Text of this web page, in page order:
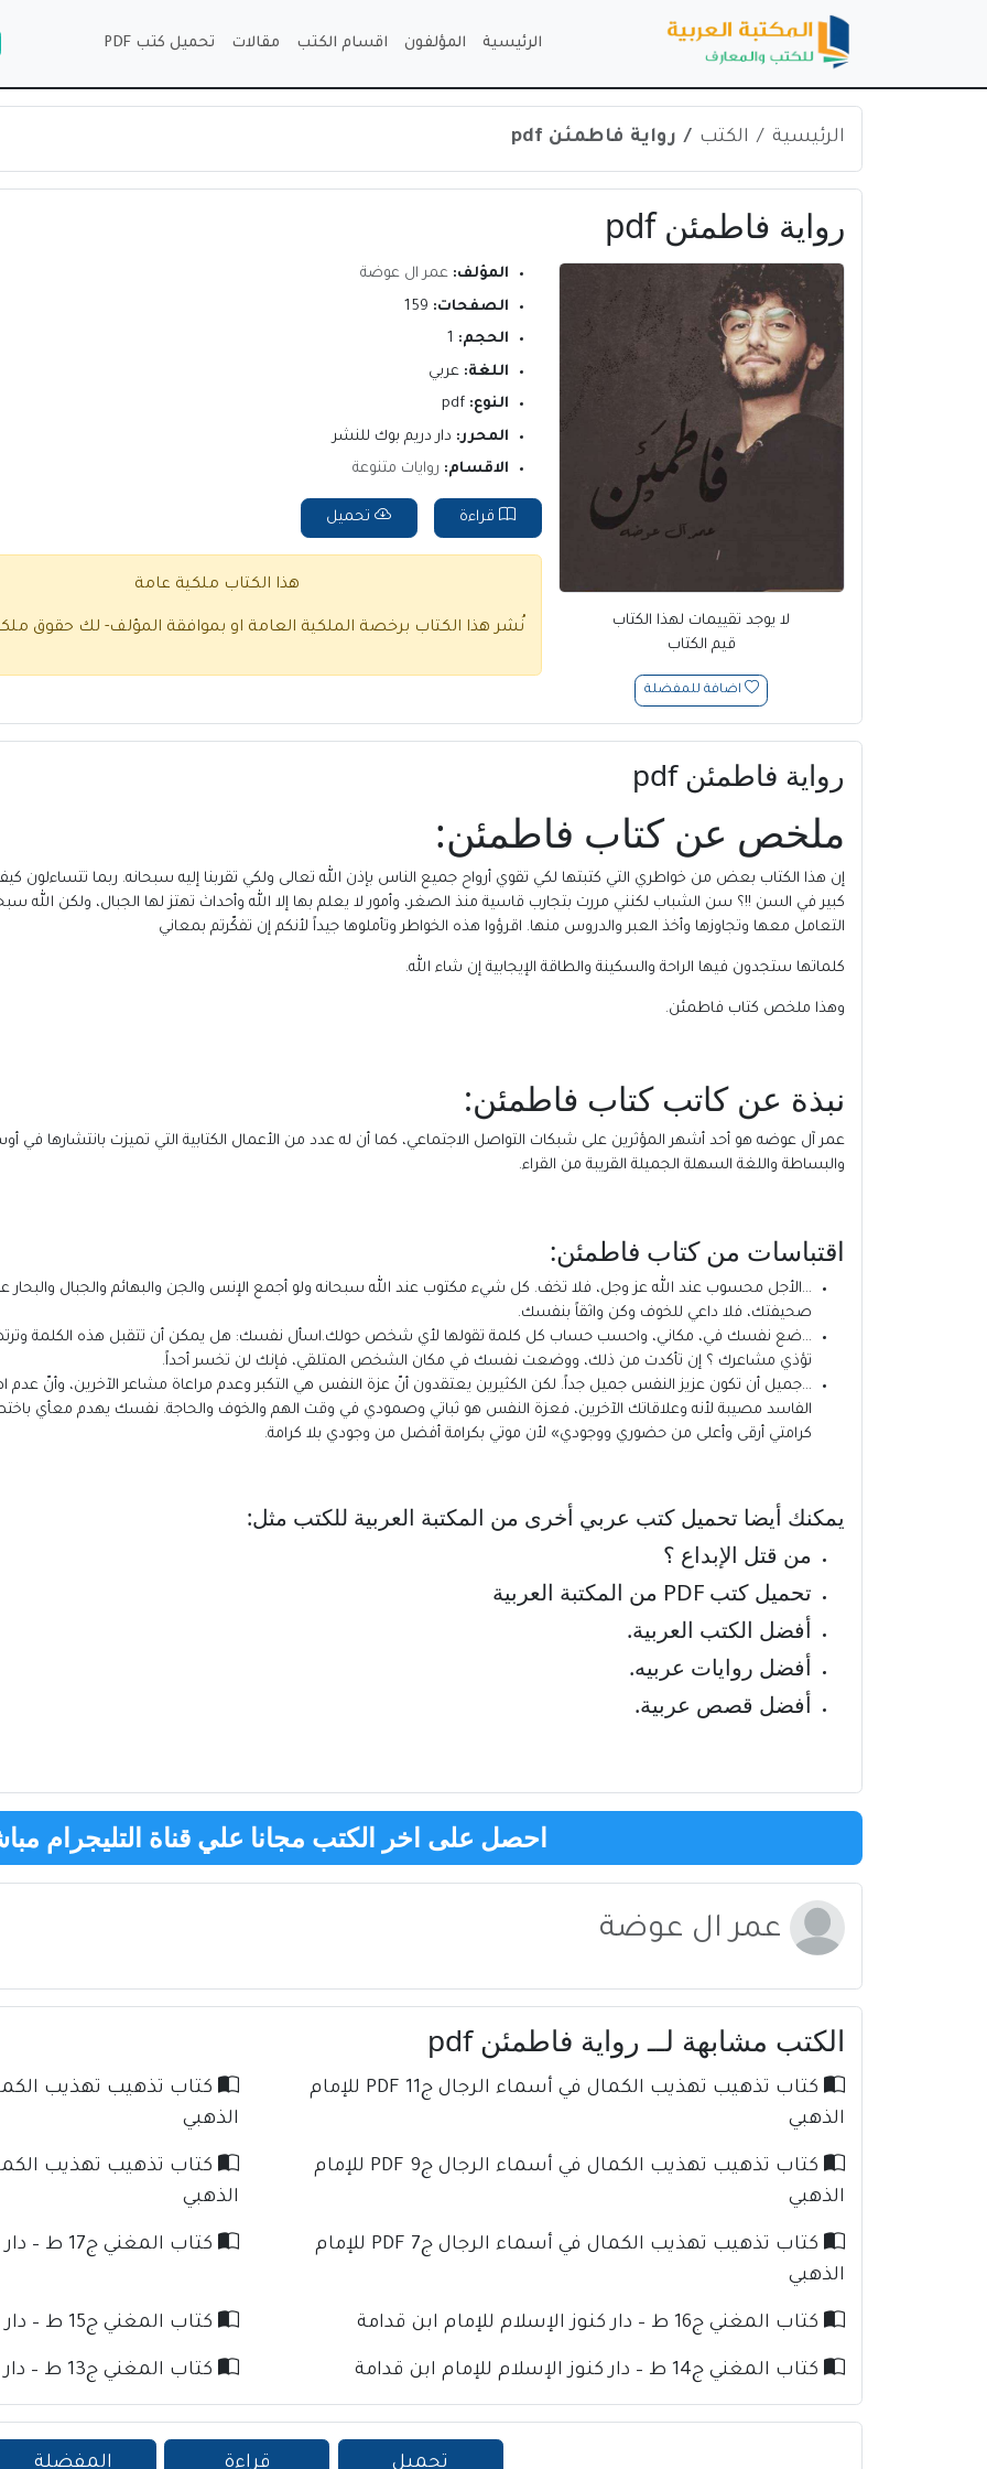
الرئيسية المؤلفون اقسام الكتب مقالات تحميل كتب PDF
الرئيسية الكتب رواية فاطمئن pdf
رواية فاطمئن pdf
لا يوجد تقييمات لهذا الكتاب
قيم الكتاب
اضافة للمفضلة
المؤلف: عمر ال عوضة
الصفحات:
الحجم:
اللغة: عربي
النوع: pdf
المحرر: دار دريم بوك للنشر
الاقسام: روايات متنوعة
قراءة تحميل
هذا الكتاب ملكية عامة
نُشر هذا الكتاب برخصة الملكية العامة او بموافقة المؤلف- لك حقوق
رواية فاطمئن pdf
ملخص عنكتاب فاطمئن:
إن هذا الكتاب بعض من خواطري التي كتبتها لكي تقوي أرواح جميع الناس بإذن الله تعالى ولكي تقربنا إليه سبحانه. ربما تتساءلون
كبير في السن !!؟ سن الشباب لكنني مررت بتجارب قاسية منذ الصغر، وأمور لا يعلم بها إلا الله وأحداث تهتز لها الجبال، ولكن الله
التعامل معها وتجاوزها وأخذ العبر والدروس منها. اقرؤوا هذه الخواطر وتأملوها جيداً لأنكم إن تفكّرتم بمعاني
كلماتها ستجدون فيها الراحة والسكينة والطاقة الإيجابية إن شاء الله.
وهذا ملخص كتاب فاطمئن.
نبذة عن كاتب كتاب فاطمئن:
عمر آل عوضه هو أحد أشهر المؤثرين على شبكات التواصل الاجتماعي، كما أن له عدد من الأعمال الكتابية التي تميزت بانتشارها في
والبساطة واللغة السهلة الجميلة القريبة من القراء.
اقتباسات من كتاب فاطمئن:
…الأجل محسوب عند الله عز وجل، فلا تخف. كل شيء مكتوب عند الله سبحانه ولو أجمع الإنس والجن والبهائم والجبال
صحيفتك، فلا داعي للخوف وكن واثقاً بنفسك.
…ضع نفسك في، مكاني، واحسب حساب كل كلمة تقولها لأي شخص حولك.اسأل نفسك: هل يمكن أن تتقبل هذه الكلمة
تؤذي مشاعرك ؟ إن تأكدت من ذلك، ووضعت نفسك في مكان الشخص المتلقي، فإنك لن تخسر أحداً.
…جميل أن تكون عزيز النفس جميل جداً. لكن الكثيرين يعتقدون أنّ عزة النفس هي التكبر وعدم مراعاة مشاعر الآخرين، وأنّ
الفاسد مصيبة لأنه وعلاقاتك الآخرين، فعزة النفس هو ثباتي وصمودي في وقت الهم والخوف والحاجة. نفسك يهدم معأي
كرامتي أرقى وأعلى من حضوري ووجودي» لأن موتي بكرامة أفضل من وجودي بلا كرامة.
يمكنك أيضا تحميل كتب عربي أخرى من المكتبة العربية للكتب مثل:
من قتل الإبداع ؟
تحميل كتب PDF من المكتبة العربية
أفضل الكتب العربية.
أفضل روايات عربيه.
أفضل قصص عربية.
احصل على اخر الكتب مجانا علي قناة التليجرام
عمر ال عوضة
الكتب مشابهة لــ رواية فاطمئن pdf
كتاب تذهيب تهذيب الكمال في أسماء الرجال ج11 PDF للإمام
الذهبي
الذهبي
كتاب تذهيب تهذيب الكمال في أسماء الرجال ج9 PDF للإمام
الذهبي
الذهبي
كتاب تذهيب تهذيب الكمال في أسماء الرجال ج7 PDF للإمام
الذهبي
كتاب المغني ج17 ط – دار كنوز الإسلام للإمام ابن قدامة
كتاب المغني ج16 ط – دار كنوز الإسلام للإمام ابن قدامة كتاب المغني ج15 ط – دار كنوز الإسلام للإمام ابن قدامة
كتاب المغني ج14 ط – دار كنوز الإسلام للإمام ابن قدامة كتاب المغني ج13 ط – دار كنوز الإسلام للإمام ابن قدامة
تحميل قراءة المفضلة